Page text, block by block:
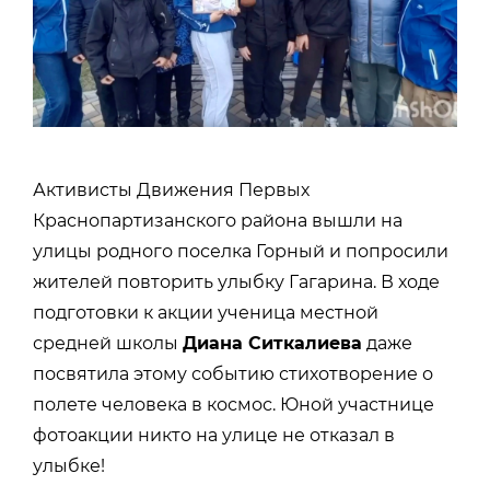
Активисты Движения Первых
Краснопартизанского района вышли на
улицы родного поселка Горный и попросили
жителей повторить улыбку Гагарина. В ходе
подготовки к акции ученица местной
средней школы Диана Ситкалиева даже
посвятила этому событию стихотворение о
полете человека в космос. Юной участнице
фотоакции никто на улице не отказал в
улыбке!